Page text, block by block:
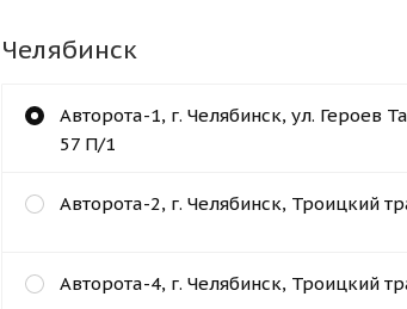
Челябинск
Авторота-1, г. Челябинск, ул. Героев
57 П/1
Авторота-2, г. Челябинск, Троицкий
Авторота-4, г. Челябинск, Троицкий